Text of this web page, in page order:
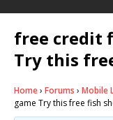
free credit
Try this
Home› Forums › Mobile
game Try this free fish